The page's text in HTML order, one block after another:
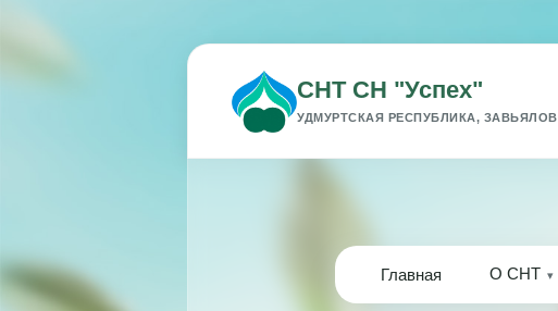
СНТ СН "Успех"
УДМУРТСКАЯ РЕСПУБЛИКА,
Главная О СНТ